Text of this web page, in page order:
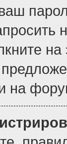
на